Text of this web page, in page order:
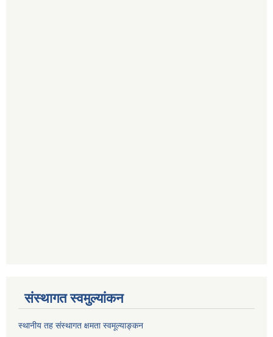
संस्थागत स्वमुल्यांकन
स्थानीय तह संस्थागत क्षमता स्वमूल्याङ्कन